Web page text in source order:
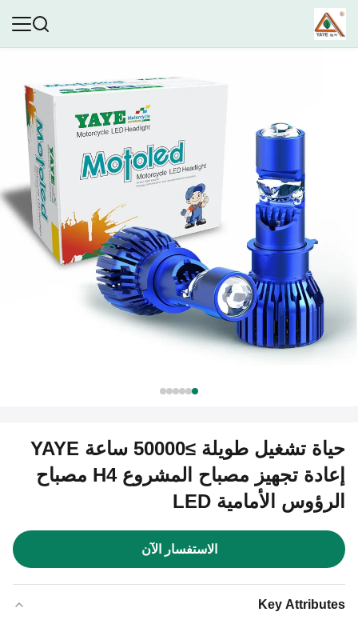
حياة تشغيل طويلة ≥50000 ساعة YAYE
إعادة تجهيز مصباح المشروع H4 مصباح
الرؤوس الأمامية LED
الاستفسار الآن
Key Attributes